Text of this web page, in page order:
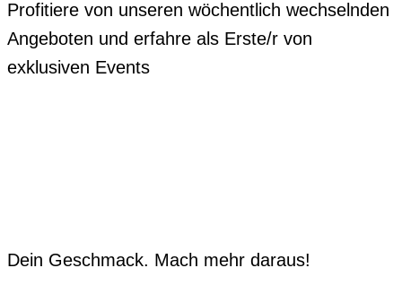
Profitiere von unseren wöchentlich wechselnden
Angeboten und erfahre als Erste/r von
exklusiven Events
Dein Geschmack. Mach mehr daraus!